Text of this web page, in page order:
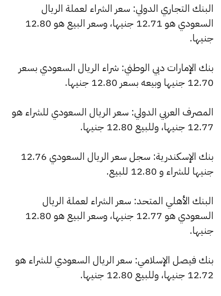
البنك التجاري الدولي: سعر الشراء لعملة الريال
السعودي هو 12.71 جنيها، وسعر البيع هو 12.80
جنيها.
بنك الإمارات دبي الوطني: شراء الريال السعودي بسعر
12.70 جنيها وبيعه بسعر 12.80 جنيها.
المصرف العربي الدولي: سعر الريال السعودي للشراء هو
12.77 جنيها، وللبيع 12.80 جنيها.
بنك الإسكندرية: سجل سعر الريال السعودي 12.76
جنيها للشراء و 12.80 للبيع.
البنك الأهلي المتحد: سعر الشراء لعملة الريال
السعودي هو 12.77 جنيها، وسعر البيع هو 12.80
جنيها.
بنك فيصل الإسلامي: سعر الريال السعودي للشراء هو
12.72 جنيها، وللبيع 12.80 جنيها.